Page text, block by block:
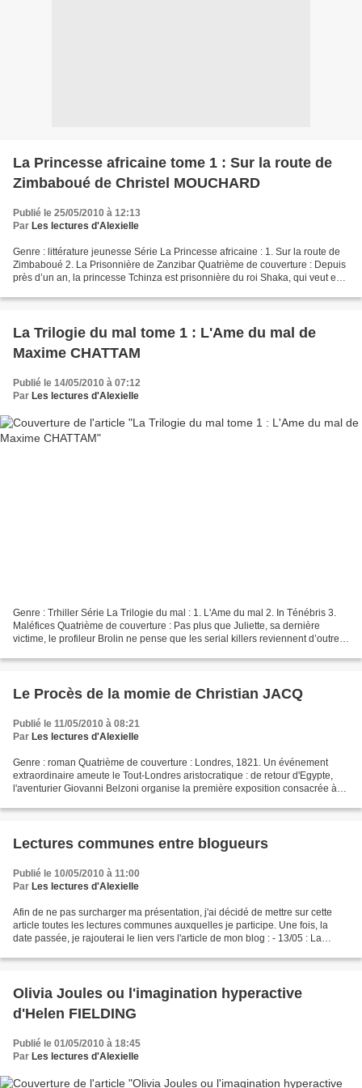
La Princesse africaine tome 1 : Sur la route de
Zimbaboué de Christel MOUCHARD
Publié le 25/05/2010 à 12:13
Par Les lectures d'Alexielle
Genre : littérature jeunesse Série La Princesse africaine : 1. Sur la route de
Zimbaboué 2. La Prisonnière de Zanzibar Quatrième de couverture : Depuis
près d’un an, la princesse Tchinza est prisonnière du roi Shaka, qui veut en
La Trilogie du mal tome 1 : L'Ame du mal de
Maxime CHATTAM
Publié le 14/05/2010 à 07:12
Par Les lectures d'Alexielle
Genre : Trhiller Série La Trilogie du mal : 1. L'Ame du mal 2. In Ténébris 3.
Maléfices Quatrième de couverture : Pas plus que Juliette, sa dernière
victime, le profileur Brolin ne pense que les serial killers reviennent d’outre-
Le Procès de la momie de Christian JACQ
Publié le 11/05/2010 à 08:21
Par Les lectures d'Alexielle
Genre : roman Quatrième de couverture : Londres, 1821. Un événement
extraordinaire ameute le Tout-Londres aristocratique : de retour d'Egypte,
l'aventurier Giovanni Belzoni organise la première exposition consacrée à
Lectures communes entre blogueurs
Publié le 10/05/2010 à 11:00
Par Les lectures d'Alexielle
Afin de ne pas surcharger ma présentation, j'ai décidé de mettre sur cette
article toutes les lectures communes auxquelles je participe. Une fois, la
date passée, je rajouterai le lien vers l'article de mon blog : - 13/05 : La
Olivia Joules ou l'imagination hyperactive
d'Helen FIELDING
Publié le 01/05/2010 à 18:45
Par Les lectures d'Alexielle